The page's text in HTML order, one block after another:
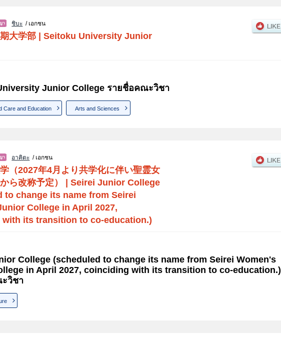
ชิบะ / เอกชน
大学部 | Seitoku University Junior
Junior College รายชื่อคณะวิชา
Care and Education Arts and Sciences
อาคิตะ / เอกชน
（2027年4月より共学化に伴い聖霊女
ら改称予定）
| Seirei Junior College
to change its name from Seirei
College in April 2027,
its transition to co-education.)
College (scheduled to change its name from Seirei Women's
in April 2027, coinciding with its transition to co-education.)
วิชา